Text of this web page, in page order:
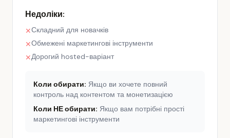
Недоліки:
✕Складний для новачків
✕Обмежені маркетингові інструменти
✕Дорогий hosted-варіант
Коли обирати: Якщо ви хочете повний
контроль над контентом та монетизацією
Коли НЕ обирати: Якщо вам потрібні прості
маркетингові інструменти